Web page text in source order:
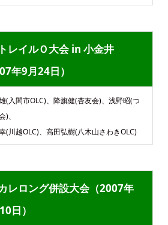
レイルＯ大会 in 小金井
年9月24日）
(入間市OLC)、降旗健(杏友会)、浅野昭(つ
)、
(川越OLC)、高田弘樹(八木山さわきOLC)
レロング併設大会（2007年
日）